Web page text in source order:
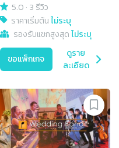
5.0 · 3 รีวิว
ราคาเริ่มต้นไม่ระบุ
รองรับแขกสูงสุดไม่ระบุ
ขอแพ็กเกจ
ดูราย
ละเอียด